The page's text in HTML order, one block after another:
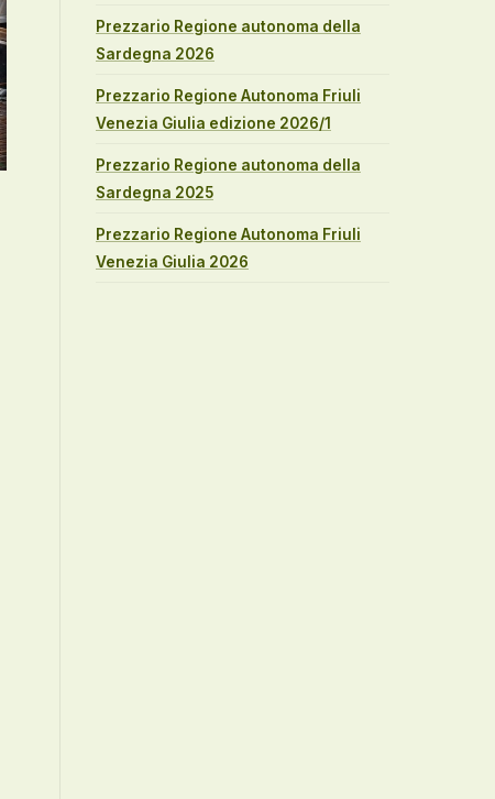
Prezzario Regione autonoma della
Sardegna 2026
Prezzario Regione Autonoma Friuli
Venezia Giulia edizione 2026/1
Prezzario Regione autonoma della
Sardegna 2025
Prezzario Regione Autonoma Friuli
Venezia Giulia 2026